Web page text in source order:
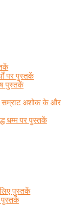
पर पुस्तकें
पुस्तकें
सम्राट अशोक के और
धम्म पर पुस्तकें
पुस्तकें
पुस्तकें